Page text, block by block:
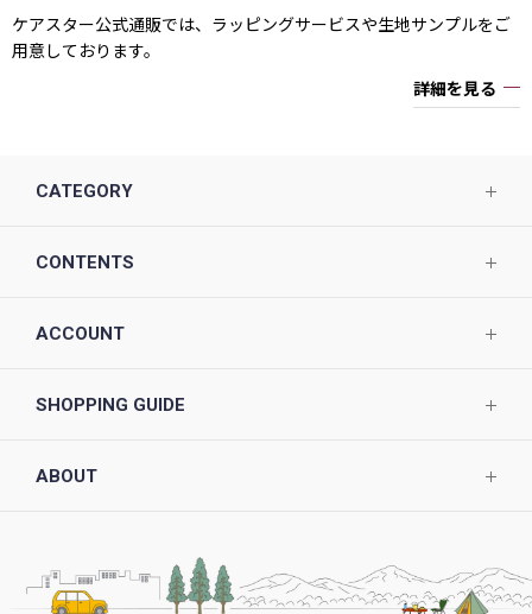
ケアスター公式通販では、ラッピングサービスや生地サンプルをご
用意しております。
詳細を見る
CATEGORY
CONTENTS
ACCOUNT
SHOPPING GUIDE
ABOUT